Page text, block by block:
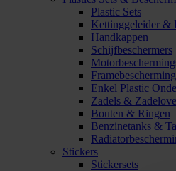
Plastic Sets
Kettinggeleider &
Handkappen
Schijfbeschermers
Framebescherming
Enkel Plastic
Zadels &
Bouten & Ringen
Benzinetanks &
Stickers
Stickersets